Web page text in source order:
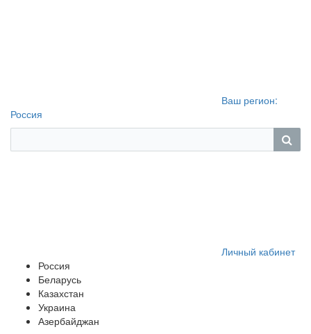
Ваш регион:
Россия
Личный кабинет
Россия
Беларусь
Казахстан
Украина
Азербайджан